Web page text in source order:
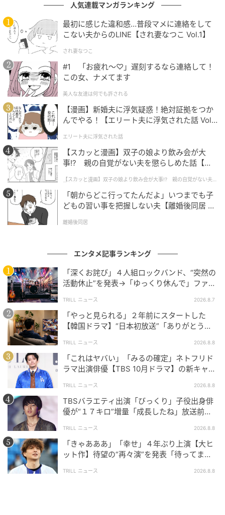
出典： とれたてフジテレビ 2026年6月6日更新ニュース より
Snow Man、随一の知性派として知られる阿部さんな
らではの、戦況を読み解く視点。MCとしての活躍に、
いっそう期待がふくらみますね。
「号泣」「待ち遠しい」ファンの祝福が止ま
らない！
嬉しいニュースに、SNSはお祝いムード一色。「阿部
ちゃんおめでとう」「大活躍だね！」「放送が待ち遠
しい」「ニュースを見て鳥肌が立った」など、喜びの
声があふれました。
なかでも多かったのが、ノブさんの「品があって面白
世に語り継ぎたい褒め言葉」「最上級の褒め言葉に号
泣」「そんな未来があったらうれしい」と、感激する
声が目立ちました。また「あんなに多才なのに“ゴール
デン初”だったとは」と、驚くファンも。
阿部亮平さんのゴールデン帯初MCが楽しみな『ジャン
オニ！！！』は、6月13日（土）21時からフジテレビ
系で放送予定。ノブさんとのコンビネーションにも、
どうぞご注目を！
※記事は執筆時点の情報です
次の記事
#1 子どもの実名と顔を晒すママ、大丈夫か
な？なんて心配していたら。
人気連載マンガランキング
最初に感じた違和感…普段マメに連絡をして
こない夫からのLINE【され妻なつこ Vol.1】
され妻なつこ
#1 「お疲れ〜♡」遅刻するなら連絡して！
この女、ナメてます
美人な友達は何でも許される
【漫画】新婚夫に浮気疑惑！絶対証拠をつか
んでやる！【エリート夫に浮気された話 Vol.
エリート夫に浮気された話
【スカッと漫画】双子の娘より飲み会が大
事!? 親の自覚がない夫を懲らしめた話【第1
【スカッと漫画】双子の娘より飲み会が大事!? 親の自覚がない夫を
懲らしめた話
「朝からどこ行ってたんだよ」いつまでも子
どもの習い事を把握しない夫【離婚後同居 Vo
離婚後同居
エンタメ記事ランキング
「深くお詫び」４人組ロックバンド、“突然の
活動休止”を発表→「ゆっくり休んで」ファン
TRILL ニュース 2026.8.7
「やっと見られる」２年前にスタートした
【韓国ドラマ】“日本初放送”「ありがとう」
TRILL ニュース 2026.8.8
「これはヤバい」「みるの確定」ネトフリド
ラマ出演俳優【TBS 10月ドラマ】の新キャス
TRILL ニュース 2026.8.8
TBSバラエティ出演「びっくり」子役出身俳
優が“１７キロ”増量「成長したね」放送前か
TRILL ニュース 2026.8.8
「きゃあああ」「幸せ」４年ぶり上演【大ヒ
ット作】待望の“再々演”を発表「待ってまし
TRILL ニュース 2026.8.8